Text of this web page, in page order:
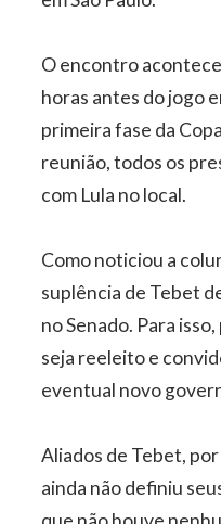
O encontro
horas antes do jogo
primeira fase da
reunião, todos os
com Lula no local.
Como noticiou a
suplência de Tebet
no Senado. Para
seja reeleito e
eventual novo
Aliados de Tebet,
ainda não definiu